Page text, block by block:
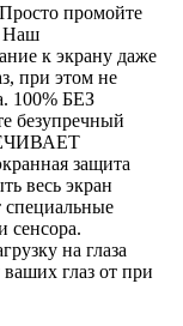
промойте
Наш
к экрану даже
при этом не
100% БЕЗ
безупречный
защита
весь экран
сенсора.
на глаза
глаз от при